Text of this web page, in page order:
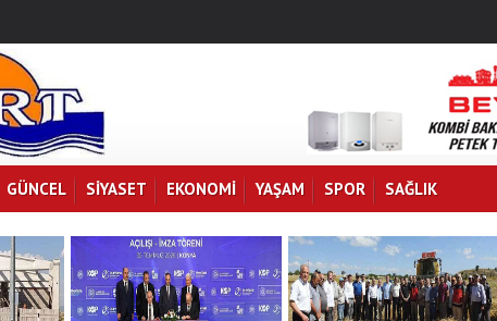
GÜNCEL SIYASET EKONOMI YAŞAM SPOR SAĞLIK